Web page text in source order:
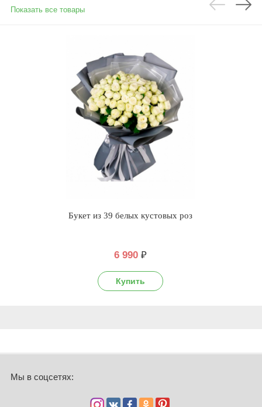
Показать все товары
Букет из 39 белых кустовых роз
6 990 ₽
Мы в соцсетях: